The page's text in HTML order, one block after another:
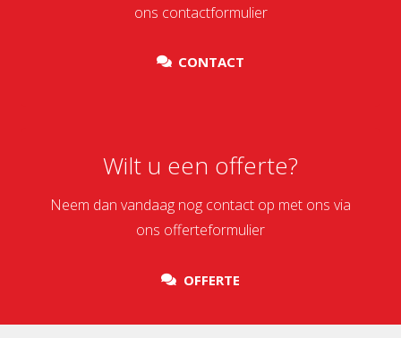
ons contactformulier
CONTACT
Wilt u een offerte?
Neem dan vandaag nog contact op met ons via
ons offerteformulier
OFFERTE